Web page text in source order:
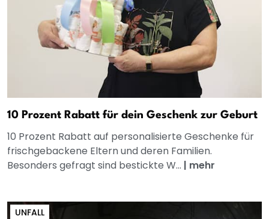
10 Prozent Rabatt für dein Geschenk zur Geburt
10 Prozent Rabatt auf personalisierte Geschenke für
frischgebackene Eltern und deren Familien.
Besonders gefragt sind bestickte W... | mehr
UNFALL